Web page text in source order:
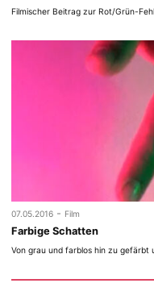
Filmischer Beitrag zur Rot/Grün-
07.05.2016 - Film
Farbige Schatten
Von grau und farblos hin zu gefärbt